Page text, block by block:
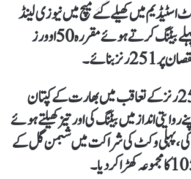
اسٹیڈیم میں کھیلے گئے میچ میں نیوزی لینڈ
نے ٹاس جیت کر پہلے بیٹنگ کرتے ہوئے مقررہ 50 اوورز
نیوزی لینڈ کے 251 رنز کے تعاقب میں بھارت کے کپتان
انداز میں بیٹنگ کی اور تیز کھیلتےہوئے
پہلی وکٹ کی شراکت میں شبمن گل کے